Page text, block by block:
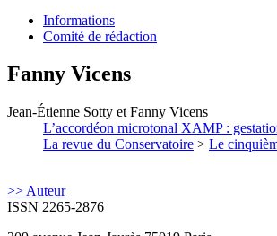
Informations
Comité de rédaction
Fanny Vicens
Jean-Étienne Sotty et Fanny Vicens
L’accordéon microtonal XAMP :
La revue du Conservatoire > Le
>> Auteur
ISSN 2265-2876